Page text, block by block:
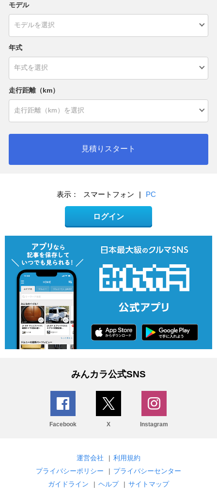
モデル
年式
走行距離（km）
見積りスタート
表示： スマートフォン | PC
ログイン
みんカラ公式SNS
Facebook X Instagram
運営会社 | 利用規約
プライバシーポリシー
| プライバシーセンター
ガイドライン
| ヘルプ | サイトマップ